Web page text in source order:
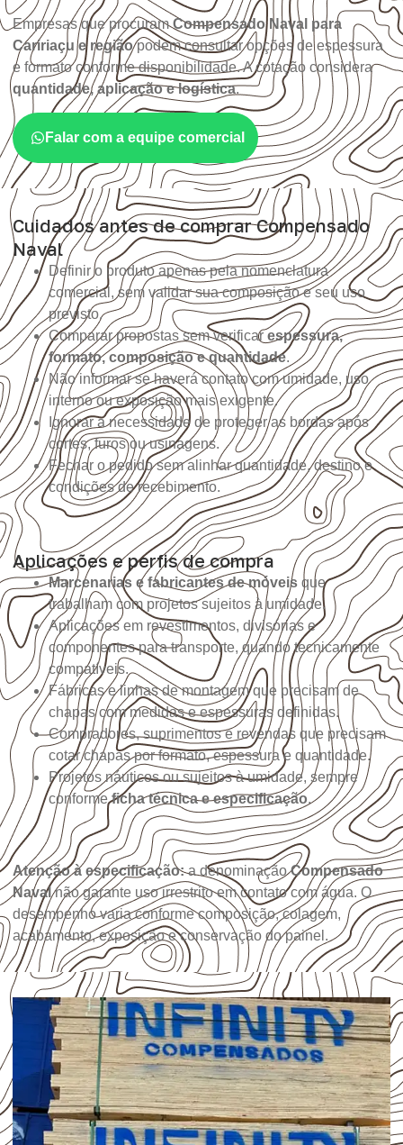
Empresas que procuramCompensado Naval para
Caririaçu e regiãopodem consultar opções de espessura
e formato conforme disponibilidade. A cotação considera
quantidade, aplicação e logística.
Falar com a equipe comercial
Cuidados antes de comprar Compensado
Naval
Definir o produto apenas pela nomenclatura
comercial, sem validar sua composição e seu uso
previsto.
Comparar propostas sem verificarespessura,
formato, composição e quantidade.
Não informar se haverá contato com umidade, uso
interno ou exposição mais exigente.
Ignorar a necessidade de proteger as bordas após
cortes, furos ou usinagens.
Fechar o pedido sem alinhar quantidade, destino e
condições de recebimento.
Aplicações e perfis de compra
Marcenarias e fabricantes de móveis que
trabalham com projetos sujeitos à umidade.
Aplicações em revestimentos, divisórias e
componentes para transporte, quando tecnicamente
compatíveis.
Fábricas e linhas de montagem que precisam de
chapas com medidas e espessuras definidas.
Compradores, suprimentos e revendas que precisam
cotar chapas por formato, espessura e quantidade.
Projetos náuticos ou sujeitos à umidade, sempre
conformeficha técnica e especificação.
Atenção à especificação:a denominaçãoCompensado
Navalnão garante uso irrestrito em contato com água. O
desempenho varia conforme composição, colagem,
acabamento, exposição e conservação do painel.